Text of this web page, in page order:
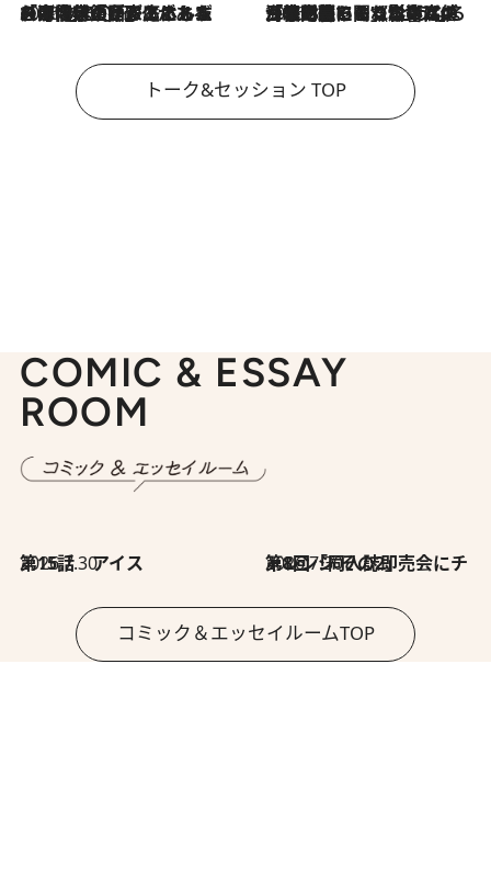
2026.8.3
「今後値上げがあるとすれば…」「リスクがあるのは今年の冬」エネルギー専門家が語る、ホルムズ海峡封鎖が家庭にもたらす“ある心配” 2026.8.3
「住宅建てられない…」「サーチャージ料の高値が続いている」ホルムズ海峡封鎖による影響はいつまで続く？《エネルギー専門家に聞く“どうなる日本の暮らし”》
トーク&セッション TOP
COMIC & ESSAY
ROOM
2026.7.30
第15話 アイス 2026.7.30
第8回「同人誌即売会にチャレンジ その2」
コミック＆エッセイルームTOP